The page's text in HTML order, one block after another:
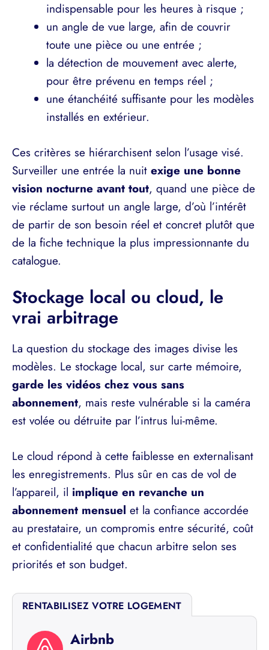
indispensable pour les heures à risque ;
un angle de vue large, afin de couvrir
toute une pièce ou une entrée ;
la détection de mouvement avec alerte,
pour être prévenu en temps réel ;
une étanchéité suffisante pour les modèles
installés en extérieur.
Ces critères se hiérarchisent selon l’usage visé.
Surveiller une entrée la nuit exige une bonne
vision nocturne avant tout, quand une pièce de
vie réclame surtout un angle large, d’où l’intérêt
de partir de son besoin réel et concret plutôt que
de la fiche technique la plus impressionnante du
catalogue.
Stockage local ou cloud, le
vrai arbitrage
La question du stockage des images divise les
modèles. Le stockage local, sur carte mémoire,
garde les vidéos chez vous sans
abonnement, mais reste vulnérable si la caméra
est volée ou détruite par l’intrus lui-même.
Le cloud répond à cette faiblesse en externalisant
les enregistrements. Plus sûr en cas de vol de
l’appareil, il implique en revanche un
abonnement mensuel et la confiance accordée
au prestataire, un compromis entre sécurité, coût
et confidentialité que chacun arbitre selon ses
priorités et son budget.
RENTABILISEZ VOTRE LOGEMENT
Airbnb